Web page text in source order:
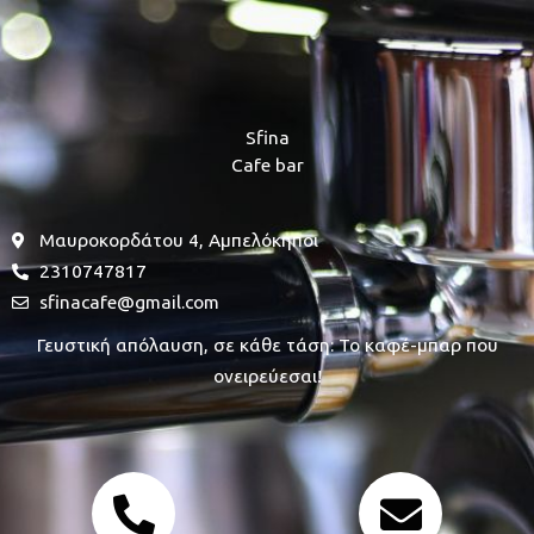
Sfina
Cafe bar
Μαυροκορδάτου 4, Αμπελόκηποι
2310747817
sfinacafe@gmail.com
Γευστική απόλαυση, σε κάθε τάση: Το καφέ-μπαρ που
ονειρεύεσαι!